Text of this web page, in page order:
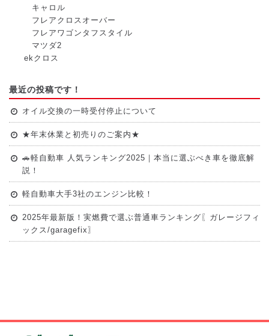
キャロル
フレアクロスオーバー
フレアワゴンタフスタイル
マツダ2
ekクロス
最近の投稿です！
オイル交換の一時受付停止について
★年末休業と初売りのご案内★
🚗軽自動車 人気ランキング2025｜本当に選ぶべき車を徹底解
説！
軽自動車大手3社のエンジン比較！
2025年最新版！実燃費で選ぶ普通車ランキング〖ガレージフィ
ックス/garagefix〗